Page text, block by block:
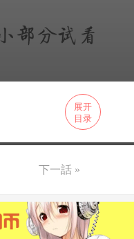
展开
目录
下一話 »